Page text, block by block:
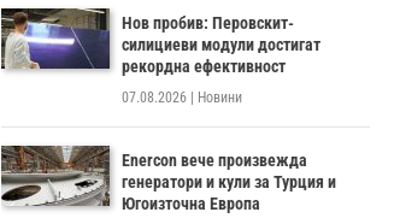
Нов пробив: Перовскит-
силициеви модули достигат
рекордна ефективност
07.08.2026 | Новини
Enercon вече произвежда
генератори и кули за Турция и
Югоизточна Европа